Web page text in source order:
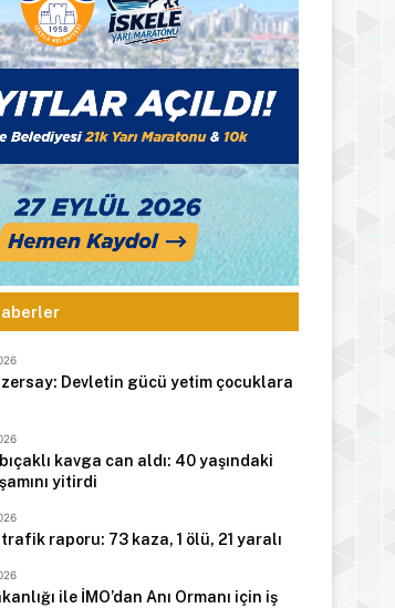
Devletin gücü yetim çocuklara
bıçaklı kavga can aldı: 40 yaşındaki
yitirdi
raporu: 73 kaza, 1 ölü, 21 yaralı
ile İMO’dan Anı Ormanı için iş